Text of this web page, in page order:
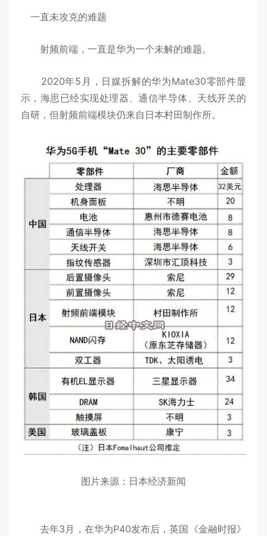
一直未攻克的难题
射频前端，一直是华为一个未解的难题。
2020年5月，日媒拆解的华为Mate30零部件显
示，海思已经实现处理器、通信半导体、天线开关的
自研，但射频前端模块仍来自日本村田制作所。
图片来源：日本经济新闻
去年3月，在华为P40发布后，英国《金融时报》